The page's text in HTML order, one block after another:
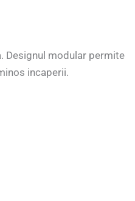
Designul modular permite
incaperii.